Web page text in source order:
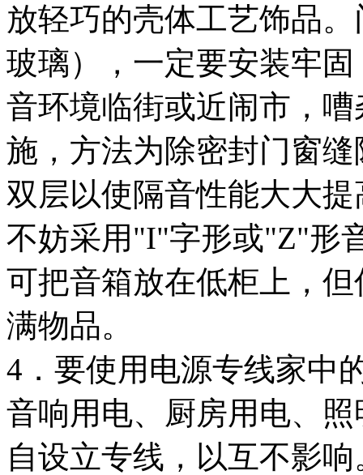
放轻巧的壳体工艺饰品
玻璃），一定要安装牢
音环境临街或近闹市，
施，方法为除密封门窗
双层以使隔音性能大大
不妨采用"I"字形或"Z"形
可把音箱放在低柜上，
满物品。
4．要使用电源专线家中
音响用电、厨房用电、
自设立专线，以互不影